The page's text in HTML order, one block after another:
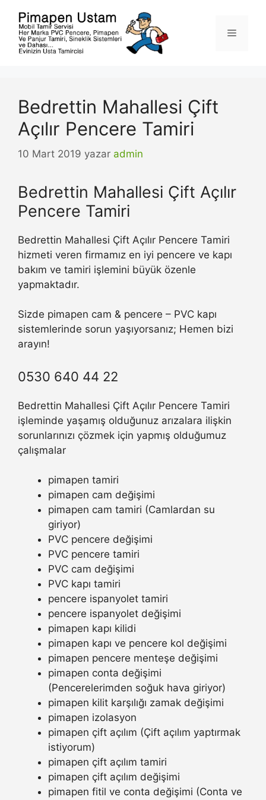
Menü
Bedrettin Mahallesi Çift
Açılır Pencere Tamiri
10 Mart 2019 yazar admin
Bedrettin Mahallesi Çift Açılır
Pencere Tamiri
Bedrettin Mahallesi Çift Açılır Pencere Tamiri
hizmeti veren firmamız en iyi pencere ve kapı
bakım ve tamiri işlemini büyük özenle
yapmaktadır.
Sizde pimapen cam & pencere – PVC kapı
sistemlerinde sorun yaşıyorsanız; Hemen bizi
arayın!
0530 640 44 22
Bedrettin Mahallesi Çift Açılır Pencere Tamiri
işleminde yaşamış olduğunuz arızalara ilişkin
sorunlarınızı çözmek için yapmış olduğumuz
çalışmalar
pimapen tamiri
pimapen cam değişimi
pimapen cam tamiri (Camlardan su
giriyor)
PVC pencere değişimi
PVC pencere tamiri
PVC cam değişimi
PVC kapı tamiri
pencere ispanyolet tamiri
pencere ispanyolet değişimi
pimapen kapı kilidi
pimapen kapı ve pencere kol değişimi
pimapen pencere menteşe değişimi
pimapen conta değişimi
(Pencerelerimden soğuk hava giriyor)
pimapen kilit karşılığı zamak değişimi
pimapen izolasyon
pimapen çift açılım (Çift açılım yaptırmak
istiyorum)
pimapen çift açılım tamiri
pimapen çift açılım değişimi
pimapen fitil ve conta değişimi (Conta ve